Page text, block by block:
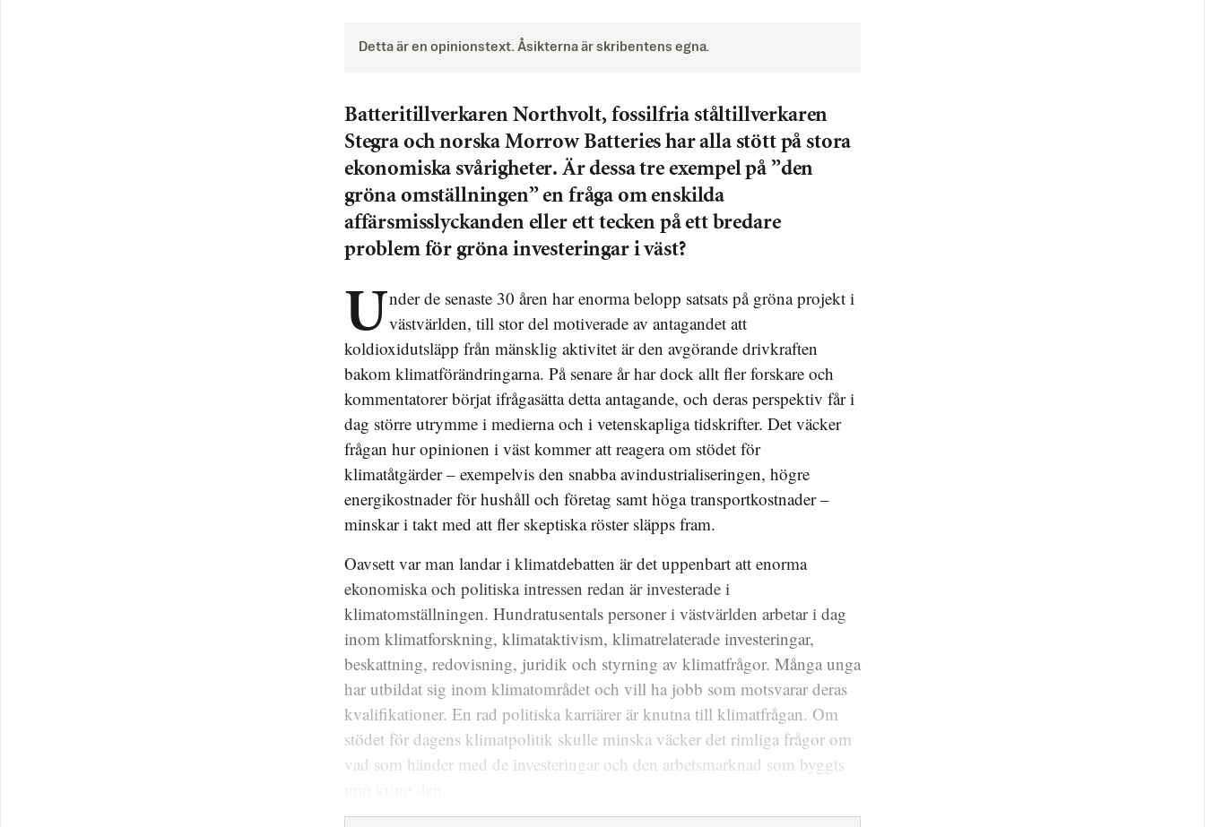
Detta är en opinionstext. Åsikterna är skribentens egna.
Batteritillverkaren Northvolt, fossilfria ståltillverkaren
Stegra och norska Morrow Batteries har alla stött på stora
ekonomiska svårigheter. Är dessa tre exempel på ”den
gröna omställningen” en fråga om enskilda
affärsmisslyckanden eller ett tecken på ett bredare
problem för gröna investeringar i väst?
Under de senaste 30 åren har enorma belopp satsats på gröna projekt i västvärlden, till stor del motiverade av antagandet att
koldioxidutsläpp från mänsklig aktivitet är den avgörande drivkraften
bakom klimatförändringarna. På senare år har dock allt fler forskare och
kommentatorer börjat ifrågasätta detta antagande, och deras perspektiv får i
dag större utrymme i medierna och i vetenskapliga tidskrifter. Det väcker
frågan hur opinionen i väst kommer att reagera om stödet för
klimatåtgärder – exempelvis den snabba avindustrialiseringen, högre
energikostnader för hushåll och företag samt höga transportkostnader –
minskar i takt med att fler skeptiska röster släpps fram.
Oavsett var man landar i klimatdebatten är det uppenbart att enorma
ekonomiska och politiska intressen redan är investerade i
klimatomställningen. Hundratusentals personer i västvärlden arbetar i dag
inom klimatforskning, klimataktivism, klimatrelaterade investeringar,
beskattning, redovisning, juridik och styrning av klimatfrågor. Många unga
har utbildat sig inom klimatområdet och vill ha jobb som motsvarar deras
kvalifikationer. En rad politiska karriärer är knutna till klimatfrågan. Om
stödet för dagens klimatpolitik skulle minska väcker det rimliga frågor om
vad som händer med de investeringar och den arbetsmarknad som byggts